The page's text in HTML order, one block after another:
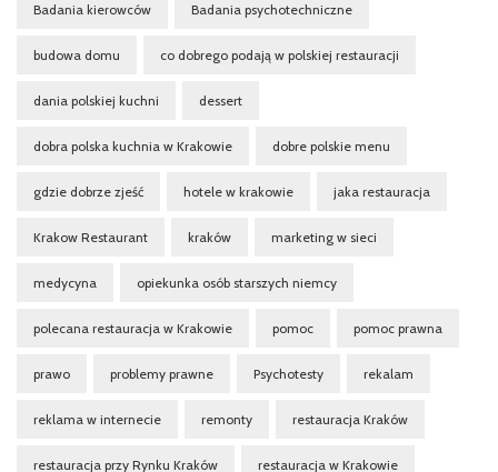
Badania kierowców Badania psychotechniczne
budowa domu co dobrego podają w polskiej restauracji
dania polskiej kuchni dessert
dobra polska kuchnia w Krakowie dobre polskie menu
gdzie dobrze zjeść hotele w krakowie jaka restauracja
Krakow Restaurant kraków marketing w sieci
medycyna opiekunka osób starszych niemcy
polecana restauracja w Krakowie pomoc pomoc prawna
prawo problemy prawne Psychotesty rekalam
reklama w internecie remonty restauracja Kraków
restauracja przy Rynku Kraków restauracja w Krakowie